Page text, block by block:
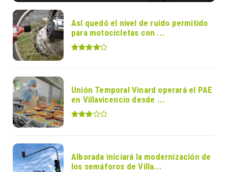
Así quedó el nivel de ruido permitido
para motocicletas con ...
Unión Temporal Vinard operará el PAE
en Villavicencio desde ...
Alborada iniciará la modernización de
los semáforos de Villa...